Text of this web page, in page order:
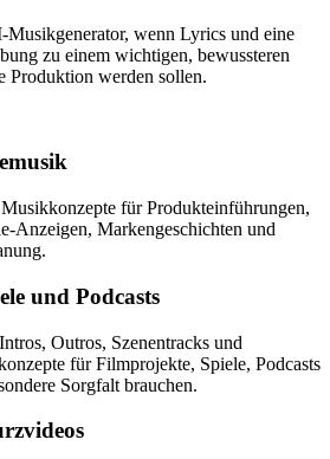
wenn Lyrics und eine
zu einem wichtigen, bewussteren
Produktion werden sollen.
für Produkteinführungen,
Anzeigen, Markengeschichten und
und Podcasts
Outros, Szenentracks und
für Filmprojekte, Spiele, Podcasts
Sorgfalt brauchen.